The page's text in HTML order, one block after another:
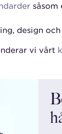
såsom
design
vi vårt